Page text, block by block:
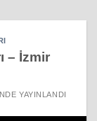
– İzmir
YAYINLANDI